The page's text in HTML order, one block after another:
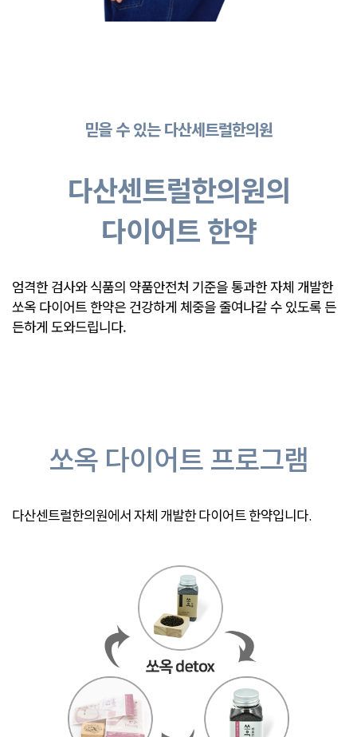
믿을 수 있는 다산세트럴한의원
다산센트럴한의원의
다이어트 한약
엄격한 검사와 식품의 약품안전처 기준을 통과한 자체 개발한
쏘옥 다이어트 한약은 건강하게 체중을 줄여나갈 수 있도록 든
든하게 도와드립니다.
쏘옥 다이어트 프로그램
다산센트럴한의원에서 자체 개발한 다이어트 한약입니다.